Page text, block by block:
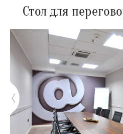
Стол для